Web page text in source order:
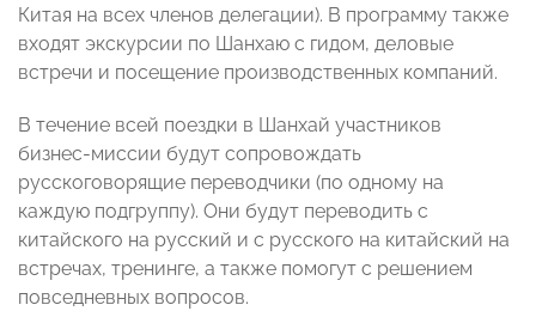
Китая на всех членов делегации). В программу также
входят экскурсии по Шанхаю с гидом, деловые
встречи и посещение производственных компаний.
В течение всей поездки в Шанхай участников
бизнес-миссии будут сопровождать
русскоговорящие переводчики (по одному на
каждую подгруппу). Они будут переводить с
китайского на русский и с русского на китайский на
встречах, тренинге, а также помогут с решением
повседневных вопросов.